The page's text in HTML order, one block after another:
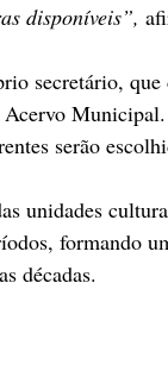
disponíveis”,
secretário,
serão
unidades
formando
décadas.